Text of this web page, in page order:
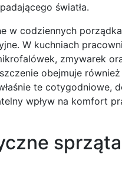
światła.
w codziennych
W kuchniach
zmywarek
obejmuje
te cotygodniowe,
wpływ na komfort